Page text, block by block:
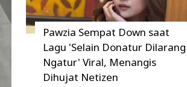
Pawzia Sempat Down saat
Lagu 'Selain Donatur Dilarang
Ngatur' Viral, Menangis
Dihujat Netizen